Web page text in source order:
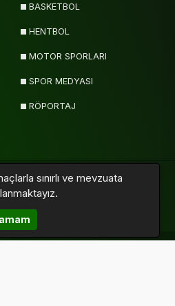
BASKETBOL
HENTBOL
MOTOR SPORLARI
SPOR MEDYASI
RÖPORTAJ
sınırlı ve mevzuata